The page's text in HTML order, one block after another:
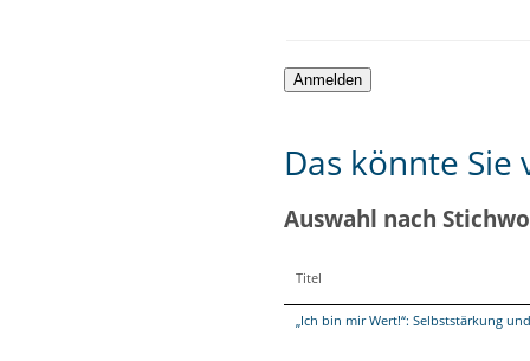
Das könnte
Auswahl nach
Titel
„Ich bin mir Wert!“: Selbststärkung